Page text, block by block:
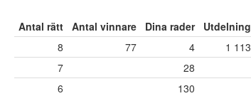
Antal rätt Antal vinnare Dina rader Utdelning
8
77 4 1 113
7
28
6
130